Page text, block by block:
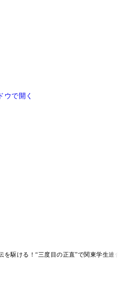
ウで開く
を駆ける！“三度目の正直”で関東学生